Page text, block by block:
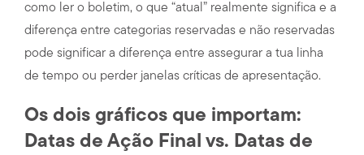
como ler o boletim, o que “atual” realmente significa e a
diferença entre categorias reservadas e não reservadas
pode significar a diferença entre assegurar a tua linha
de tempo ou perder janelas críticas de apresentação.
Os dois gráficos que importam:
Datas de Ação Final vs. Datas de